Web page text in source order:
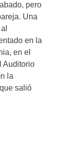
pero
Una
en la
en el
Auditorio
la
salió